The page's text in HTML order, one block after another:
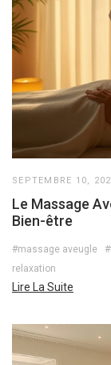
SEPTEMBRE 10,
Le Massage
Bien-être
#massage aveugle
relaxation
Lire La Suite